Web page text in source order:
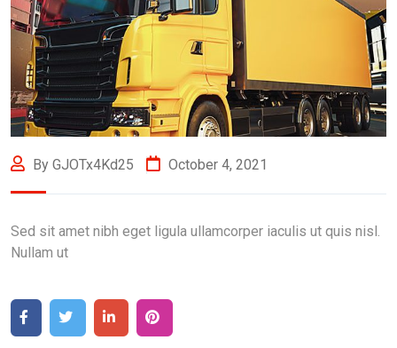
By GJOTx4Kd25 October 4, 2021
Sed sit amet nibh eget ligula ullamcorper iaculis ut quis nisl.
Nullam ut